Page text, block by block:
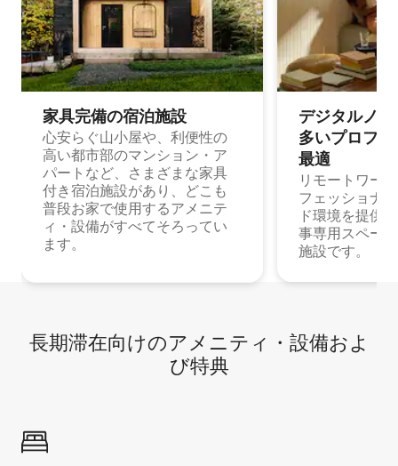
家具完備の宿⁠泊⁠施⁠設
心安らぐ山小屋や、利便性の
高い都市部のマンション・ア
パートなど、さまざまな家具
付き宿泊施設があり、どこも
普段お家で使用するアメニテ
ィ・設備がすべてそろってい
ます。
デジタルノ
多⁠いプ⁠ロ⁠フ⁠
最⁠適
リモートワー
フェッショナ
ド環境を提供
事専用スペー
施設です。
長期滞在向け⁠のア⁠メ⁠ニ⁠テ⁠ィ⁠・設⁠備⁠およ
び特⁠典